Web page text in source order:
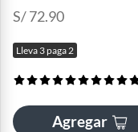
S/ 72.90
Lleva 3 paga 2
Agregar